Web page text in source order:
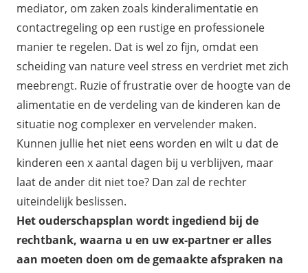
mediator, om zaken zoals kinderalimentatie en
contactregeling op een rustige en professionele
manier te regelen. Dat is wel zo fijn, omdat een
scheiding van nature veel stress en verdriet met zich
meebrengt. Ruzie of frustratie over de hoogte van de
alimentatie en de verdeling van de kinderen kan de
situatie nog complexer en vervelender maken.
Kunnen jullie het niet eens worden en wilt u dat de
kinderen een x aantal dagen bij u verblijven, maar
laat de ander dit niet toe? Dan zal de rechter
uiteindelijk beslissen.
Het ouderschapsplan wordt ingediend bij de
rechtbank, waarna u en uw ex-partner er alles
aan moeten doen om de gemaakte afspraken na